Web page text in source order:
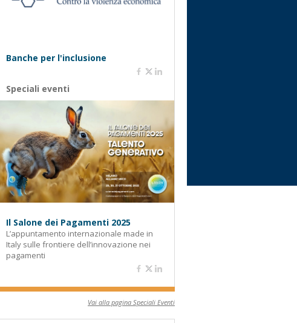
Banche per l'inclusione
Speciali eventi
Il Salone dei Pagamenti 2025
L’appuntamento internazionale made in
Italy sulle frontiere dell’innovazione nei
pagamenti
Vai alla pagina Speciali Eventi